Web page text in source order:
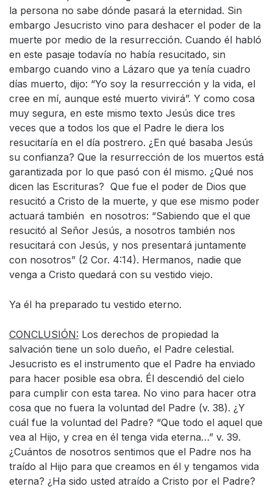
la persona no sabe dónde pasará la eternidad. Sin
embargo Jesucristo vino para deshacer el poder de la
muerte por medio de la resurrección. Cuando él habló
en este pasaje todavía no había resucitado, sin
embargo cuando vino a Lázaro que ya tenía cuadro
días muerto, dijo: “Yo soy la resurrección y la vida, el
cree en mí, aunque esté muerto vivirá”. Y como cosa
muy segura, en este mismo texto Jesús dice tres
veces que a todos los que el Padre le diera los
resucitaría en el día postrero. ¿En qué basaba Jesús
su confianza? Que la resurrección de los muertos está
garantizada por lo que pasó con él mismo. ¿Qué nos
dicen las Escrituras? Que fue el poder de Dios que
resucitó a Cristo de la muerte, y que ese mismo poder
actuará también en nosotros: “Sabiendo que el que
resucitó al Señor Jesús, a nosotros también nos
resucitará con Jesús, y nos presentará juntamente
con nosotros” (2 Cor. 4:14). Hermanos, nadie que
venga a Cristo quedará con su vestido viejo.
Ya él ha preparado tu vestido eterno.
CONCLUSIÓN: Los derechos de propiedad la
salvación tiene un solo dueño, el Padre celestial.
Jesucristo es el instrumento que el Padre ha enviado
para hacer posible esa obra. Él descendió del cielo
para cumplir con esta tarea. No vino para hacer otra
cosa que no fuera la voluntad del Padre (v. 38). ¿Y
cuál fue la voluntad del Padre? “Que todo el aquel que
vea al Hijo, y crea en él tenga vida eterna…” v. 39.
¿Cuántos de nosotros sentimos que el Padre nos ha
traído al Hijo para que creamos en él y tengamos vida
eterna? ¿Ha sido usted atraído a Cristo por el Padre?